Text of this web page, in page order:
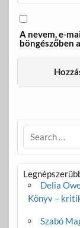
A nevem, e-
böngészőben
Delia
Könyv –
Szabó